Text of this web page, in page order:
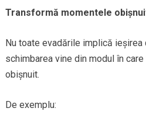
Transformă momentele
Nu toate evadările implică ieșirea
schimbarea vine din modul în
obișnuit.
De exemplu: